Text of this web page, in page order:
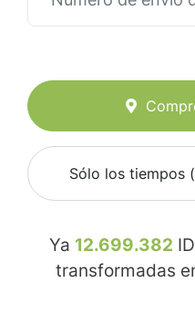
Sólo los tiempos
Ya 12.699.382
transformadas